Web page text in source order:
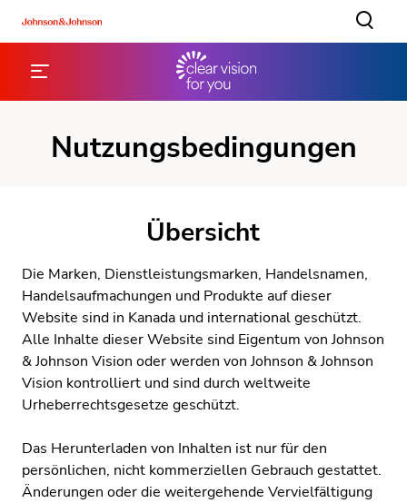
Nutzungsbedingungen
Übersicht
Die Marken, Dienstleistungsmarken, Handelsnamen,
Handelsaufmachungen und Produkte auf dieser
Website sind in Kanada und international geschützt.
Alle Inhalte dieser Website sind Eigentum von Johnson
& Johnson Vision oder werden von Johnson & Johnson
Vision kontrolliert und sind durch weltweite
Urheberrechtsgesetze geschützt.
Das Herunterladen von Inhalten ist nur für den
persönlichen, nicht kommerziellen Gebrauch gestattet.
Änderungen oder die weitergehende Vervielfältigung